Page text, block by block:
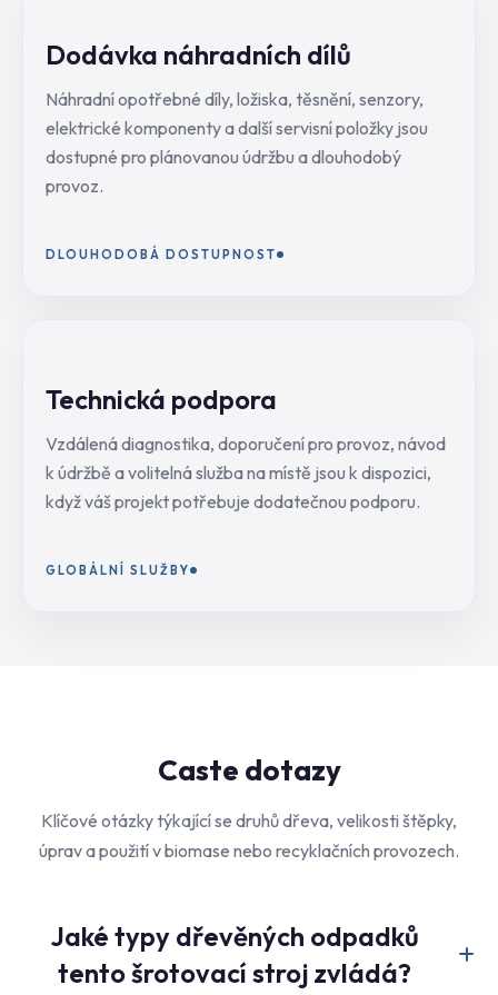
Dodávka náhradních dílů
Náhradní opotřebné díly, ložiska, těsnění, senzory,
elektrické komponenty a další servisní položky jsou
dostupné pro plánovanou údržbu a dlouhodobý
provoz.
DLOUHODOBÁ DOSTUPNOST
Technická podpora
Vzdálená diagnostika, doporučení pro provoz, návod
k údržbě a volitelná služba na místě jsou k dispozici,
když váš projekt potřebuje dodatečnou podporu.
GLOBÁLNÍ SLUŽBY
Caste dotazy
Klíčové otázky týkající se druhů dřeva, velikosti štěpky,
úprav a použití v biomase nebo recyklačních provozech.
Jaké typy dřevěných odpadků
tento šrotovací stroj zvládá?